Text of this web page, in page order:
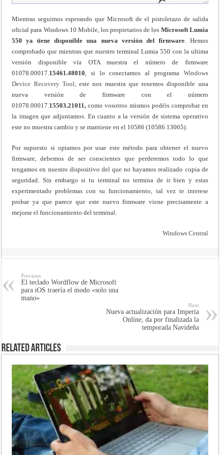
Mientras seguimos esperando que Microsoft de el pistoletazo de salida
oficial para Windows 10 Mobile, los propietarios de los Microsoft Lumia
550 ya tiene disponible una nueva versión del firmware. Hemos
comprobado que mientras que nuestro terminal Lumia 550 con la ultima
versión disponible vía OTA muestra el número de firmware
01078.00017. 15461.48010 , si lo conectamos al programa Windows
Device Recovery Tool , este nos muestra que tenemos disponible una
nueva versión de firmware con el número
01078.00017. 15503.21011,como vosotros mismos podéis comprobar en
la imagen que adjuntamos. En cuanto a la versión de sistema operativo
este no muestra cambio y se mantiene en el 10586 (10586.13065).
Por supuesto si optamos por usar este método para obtener el nuevo
firmware, debemos de ser conscientes que perderemos todo lo que
tengamos en nuestro dispositivo del que no hayamos realizado copia de
seguridad. Sin embargo si tu terminal no termina de ir bien y estas
experimentado problemas con su funcionamiento, tal vez te interese
probar ya que parece que este nuevo firmware viene precisamente a
mejorar el funcionamiento del terminal.
Windows Central
Previous
El teclado Wordflow de Microsoft
para iOS traería el modo «solo una
mano»
Next
Nueva actualización para Imperia
Online, da por finalizada la
temporada Navideña
Related Articles